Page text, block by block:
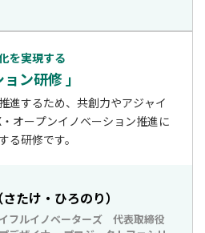
を実現する
ン研修 」
進するため、共創力やアジャイ
オープンイノベーション推進に
る研修です。
たけ・ひろのり）
フルイノベーターズ 代表取締役